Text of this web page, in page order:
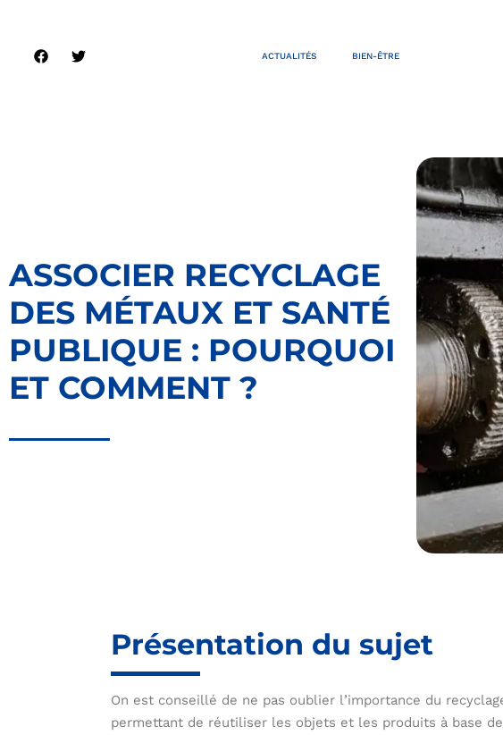
ACTUALITÉS BIEN-ÊTRE
ASSOCIER RECYCLAGE
DES MÉTAUX ET SANTÉ
PUBLIQUE : POURQUOI
ET COMMENT ?
Présentation du sujet
On est conseillé de ne pas oublier l’importance du
permettant de réutiliser les objets et les produits à base